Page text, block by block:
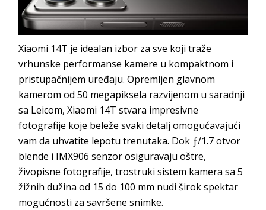
Xiaomi 14T je idealan izbor za sve koji traže
vrhunske performanse kamere u kompaktnom i
pristupačnijem uređaju. Opremljen glavnom
kamerom od 50 megapiksela razvijenom u saradnji
sa Leicom, Xiaomi 14T stvara impresivne
fotografije koje beleže svaki detalj omogućavajući
vam da uhvatite lepotu trenutaka. Dok ƒ/1.7 otvor
blende i IMX906 senzor osiguravaju oštre,
živopisne fotografije, trostruki sistem kamera sa 5
žižnih dužina od 15 do 100 mm nudi širok spektar
mogućnosti za savršene snimke.